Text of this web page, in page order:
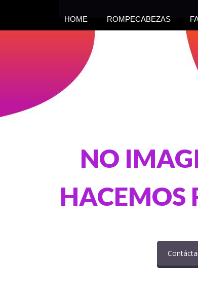
HOME ROMPECABEZAS
NO
HACEMOS